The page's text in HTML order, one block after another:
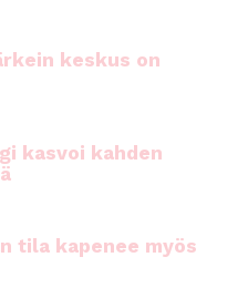
keskus on
kasvoi kahden
tila kapenee myös